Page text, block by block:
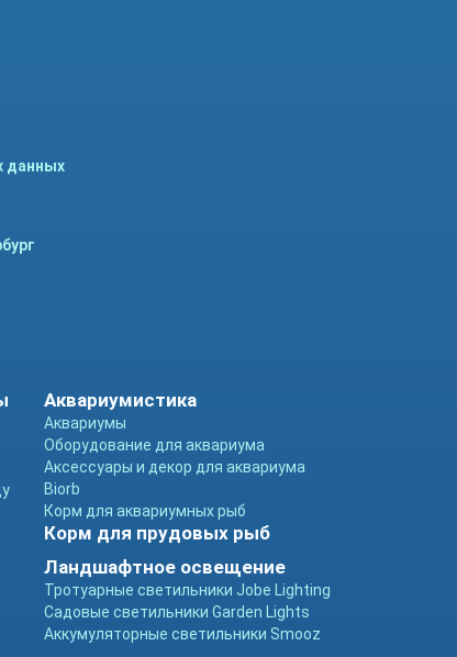
данных
Аквариумистика
Аквариумы
Оборудование для аквариума
Аксессуары и декор для аквариума
Biorb
Корм для аквариумных рыб
Корм для прудовых рыб
Ландшафтное освещение
Тротуарные светильники Jobe Lighting
Садовые светильники Garden Lights
Аккумуляторные светильники Smooz